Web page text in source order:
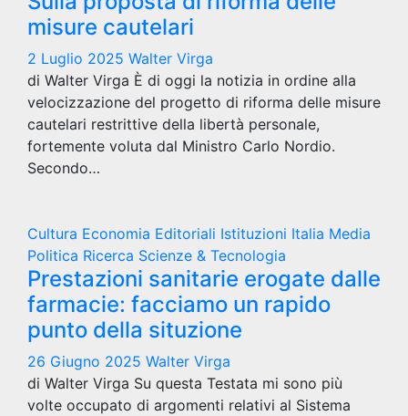
misure cautelari
2 Luglio 2025 Walter Virga
di Walter Virga È di oggi la notizia in ordine alla
velocizzazione del progetto di riforma delle misure
cautelari restrittive della libertà personale,
fortemente voluta dal Ministro Carlo Nordio.
Secondo…
Cultura Economia Editoriali Istituzioni Italia Media
Politica Ricerca Scienze & Tecnologia
Prestazioni sanitarie erogate dalle
farmacie: facciamo un rapido
punto della situzione
26 Giugno 2025 Walter Virga
di Walter Virga Su questa Testata mi sono più
volte occupato di argomenti relativi al Sistema